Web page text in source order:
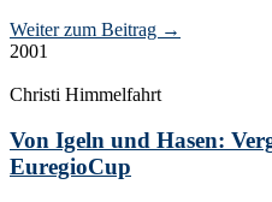
Weiter zum Beitrag →
2001
Christi Himmelfahrt
Von Igeln und Hasen:
EuregioCup